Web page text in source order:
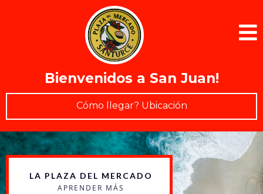
Bienvenidos a San Juan!
Cómo llegar? Ubicación
LA PLAZA DEL MERCADO
APRENDER MÁS